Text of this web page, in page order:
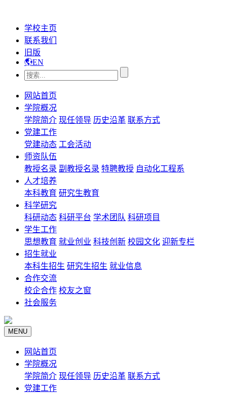
学校主页
联系我们
旧版
EN
网站首页
学院概况
学院简介 现任领导 历史沿革 联系方式
党建工作
党建动态 工会活动
师资队伍
教授名录 副教授名录 特聘教授 自动化工程系
人才培养
本科教育 研究生教育
科学研究
科研动态 科研平台 学术团队 科研项目
学生工作
思想教育 就业创业 科技创新 校园文化 迎新专栏
招生就业
本科生招生 研究生招生 就业信息
合作交流
校企合作 校友之窗
社会服务
MENU
网站首页
学院概况
学院简介 现任领导 历史沿革 联系方式
党建工作